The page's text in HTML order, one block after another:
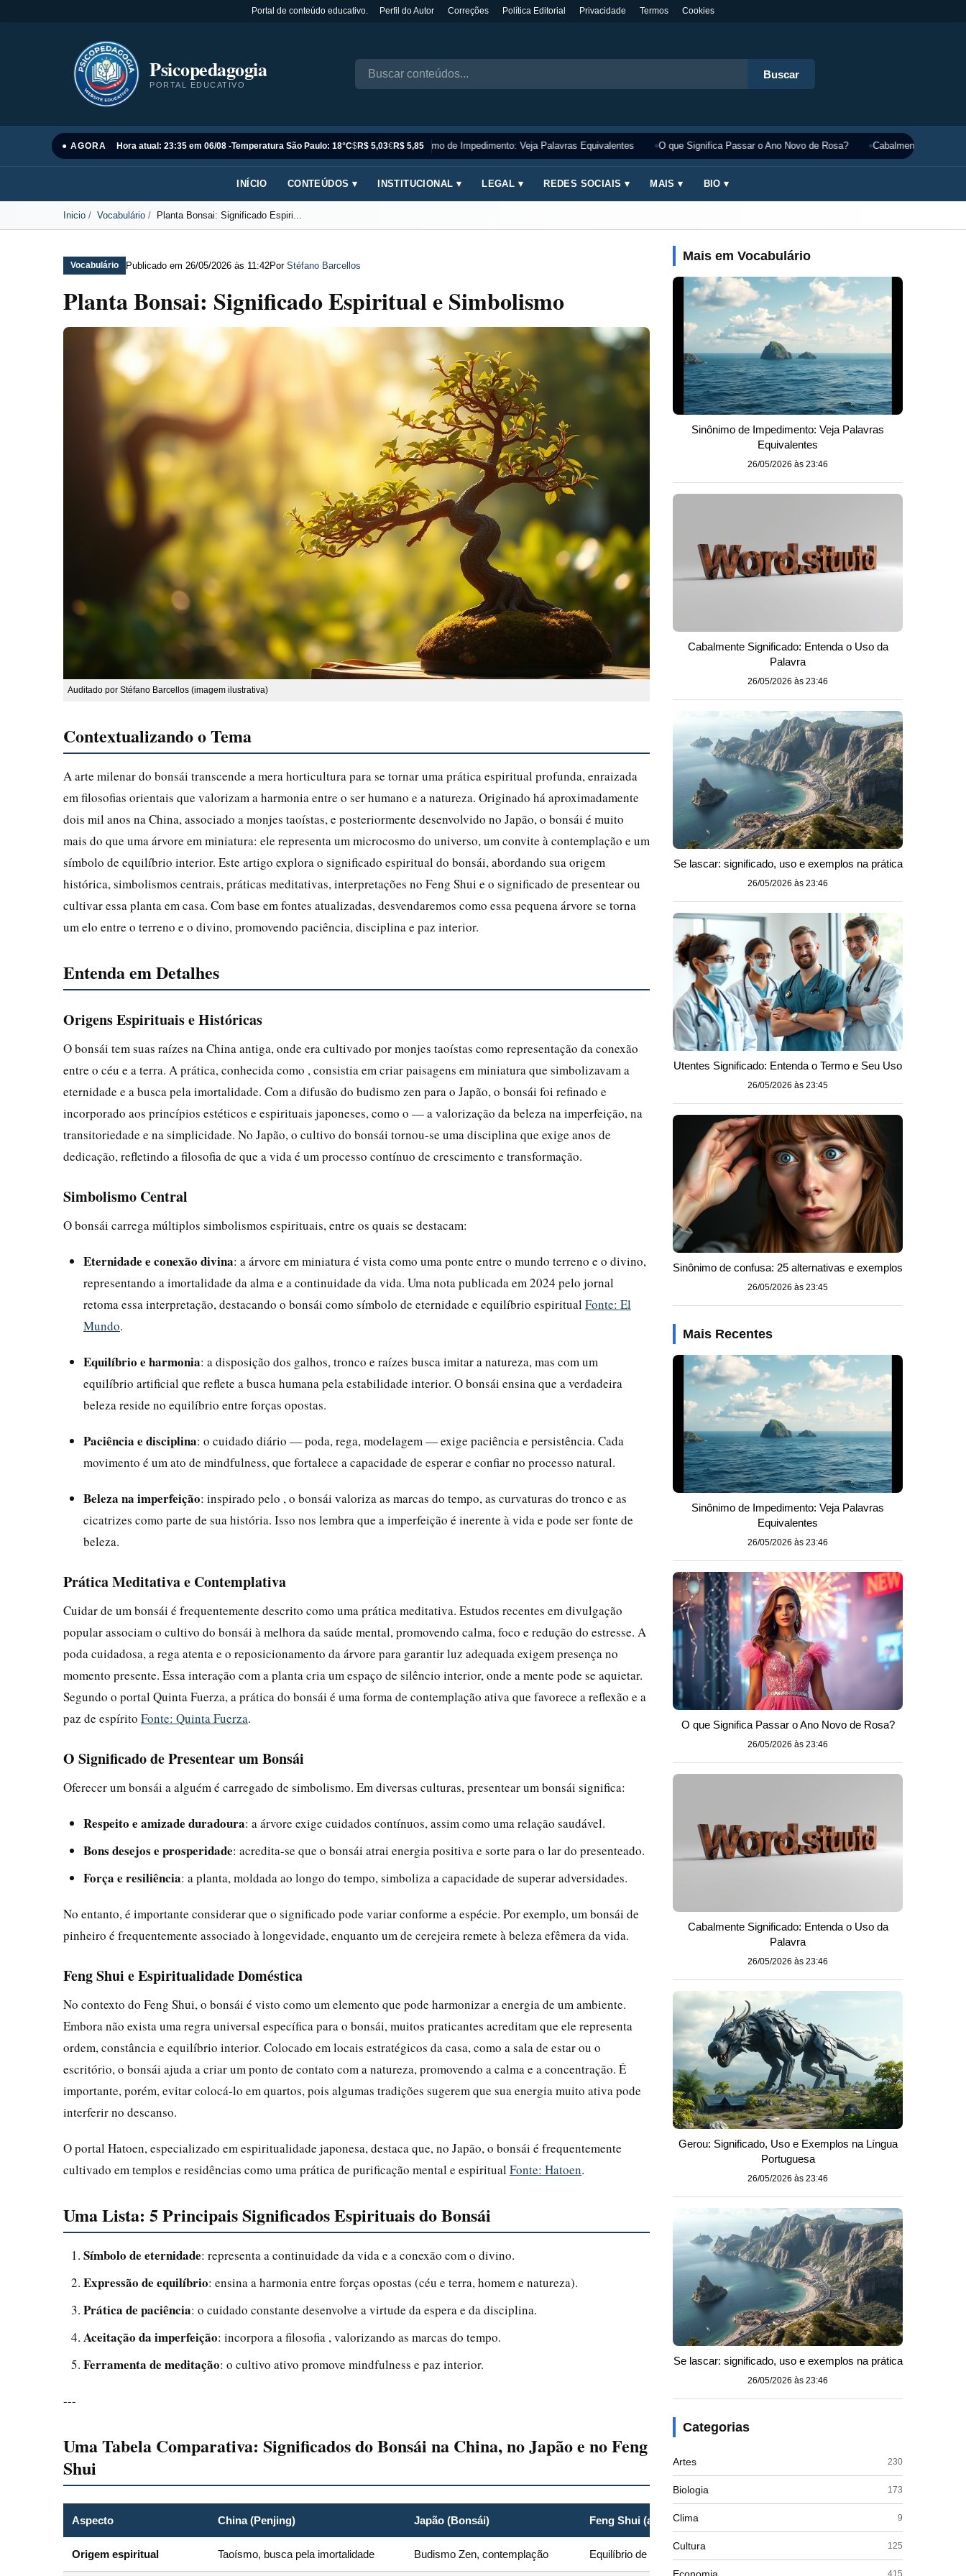
Portal de conteúdo educativo. Perfil do Autor Correções Política Editorial Privacidade Termos Cookies
Psicopedagogia
PORTAL EDUCATIVO
Buscar
● AGORA Hora atual: 23:35 em 06/08 -Temperatura São Paulo: 18°C$R$ 5,03€R$ 5,85
Sinônimo de Impedimento: Veja Palavras Equivalentes O que Significa Passar o Ano Novo de Rosa? Cabalmente
INÍCIO CONTEÚDOS ▾ INSTITUCIONAL ▾ LEGAL ▾ REDES SOCIAIS ▾ MAIS ▾ BIO ▾
Inicio Vocabulário Planta Bonsai: Significado Espiri...
Vocabulário Publicado em 26/05/2026 às 11:42Por Stéfano Barcellos
Planta Bonsai: Significado Espiritual e Simbolismo
Auditado por Stéfano Barcellos (imagem ilustrativa)
Contextualizando o Tema
A arte milenar do bonsái transcende a mera horticultura para se tornar uma prática espiritual profunda, enraizada
em filosofias orientais que valorizam a harmonia entre o ser humano e a natureza. Originado há aproximadamente
dois mil anos na China, associado a monjes taoístas, e posteriormente desenvolvido no Japão, o bonsái é muito
mais do que uma árvore em miniatura: ele representa um microcosmo do universo, um convite à contemplação e um
símbolo de equilíbrio interior. Este artigo explora o significado espiritual do bonsái, abordando sua origem
histórica, simbolismos centrais, práticas meditativas, interpretações no Feng Shui e o significado de presentear ou
cultivar essa planta em casa. Com base em fontes atualizadas, desvendaremos como essa pequena árvore se torna
um elo entre o terreno e o divino, promovendo paciência, disciplina e paz interior.
Entenda em Detalhes
Origens Espirituais e Históricas
O bonsái tem suas raízes na China antiga, onde era cultivado por monjes taoístas como representação da conexão
entre o céu e a terra. A prática, conhecida como , consistia em criar paisagens em miniatura que simbolizavam a
eternidade e a busca pela imortalidade. Com a difusão do budismo zen para o Japão, o bonsái foi refinado e
incorporado aos princípios estéticos e espirituais japoneses, como o — a valorização da beleza na imperfeição, na
transitoriedade e na simplicidade. No Japão, o cultivo do bonsái tornou-se uma disciplina que exige anos de
dedicação, refletindo a filosofia de que a vida é um processo contínuo de crescimento e transformação.
Simbolismo Central
O bonsái carrega múltiplos simbolismos espirituais, entre os quais se destacam:
Eternidade e conexão divina: a árvore em miniatura é vista como uma ponte entre o mundo terreno e o divino,
representando a imortalidade da alma e a continuidade da vida. Uma nota publicada em 2024 pelo jornal
retoma essa interpretação, destacando o bonsái como símbolo de eternidade e equilíbrio espiritual Fonte: El
Mundo.
Equilíbrio e harmonia: a disposição dos galhos, tronco e raízes busca imitar a natureza, mas com um
equilíbrio artificial que reflete a busca humana pela estabilidade interior. O bonsái ensina que a verdadeira
beleza reside no equilíbrio entre forças opostas.
Paciência e disciplina: o cuidado diário — poda, rega, modelagem — exige paciência e persistência. Cada
movimento é um ato de mindfulness, que fortalece a capacidade de esperar e confiar no processo natural.
Beleza na imperfeição: inspirado pelo , o bonsái valoriza as marcas do tempo, as curvaturas do tronco e as
cicatrizes como parte de sua história. Isso nos lembra que a imperfeição é inerente à vida e pode ser fonte de
beleza.
Prática Meditativa e Contemplativa
Cuidar de um bonsái é frequentemente descrito como uma prática meditativa. Estudos recentes em divulgação
popular associam o cultivo do bonsái à melhora da saúde mental, promovendo calma, foco e redução do estresse. A
poda cuidadosa, a rega atenta e o reposicionamento da árvore para garantir luz adequada exigem presença no
momento presente. Essa interação com a planta cria um espaço de silêncio interior, onde a mente pode se aquietar.
Segundo o portal Quinta Fuerza, a prática do bonsái é uma forma de contemplação ativa que favorece a reflexão e a
paz de espírito Fonte: Quinta Fuerza.
O Significado de Presentear um Bonsái
Oferecer um bonsái a alguém é carregado de simbolismo. Em diversas culturas, presentear um bonsái significa:
Respeito e amizade duradoura: a árvore exige cuidados contínuos, assim como uma relação saudável.
Bons desejos e prosperidade: acredita-se que o bonsái atrai energia positiva e sorte para o lar do presenteado.
Força e resiliência: a planta, moldada ao longo do tempo, simboliza a capacidade de superar adversidades.
No entanto, é importante considerar que o significado pode variar conforme a espécie. Por exemplo, um bonsái de
pinheiro é frequentemente associado à longevidade, enquanto um de cerejeira remete à beleza efêmera da vida.
Feng Shui e Espiritualidade Doméstica
No contexto do Feng Shui, o bonsái é visto como um elemento que pode harmonizar a energia de um ambiente.
Embora não exista uma regra universal específica para o bonsái, muitos praticantes acreditam que ele representa
ordem, constância e equilíbrio interior. Colocado em locais estratégicos da casa, como a sala de estar ou o
escritório, o bonsái ajuda a criar um ponto de contato com a natureza, promovendo a calma e a concentração. É
importante, porém, evitar colocá-lo em quartos, pois algumas tradições sugerem que sua energia muito ativa pode
interferir no descanso.
O portal Hatoen, especializado em espiritualidade japonesa, destaca que, no Japão, o bonsái é frequentemente
cultivado em templos e residências como uma prática de purificação mental e espiritual Fonte: Hatoen.
Uma Lista: 5 Principais Significados Espirituais do Bonsái
Símbolo de eternidade: representa a continuidade da vida e a conexão com o divino.
Expressão de equilíbrio: ensina a harmonia entre forças opostas (céu e terra, homem e natureza).
Prática de paciência: o cuidado constante desenvolve a virtude da espera e da disciplina.
Aceitação da imperfeição: incorpora a filosofia , valorizando as marcas do tempo.
Ferramenta de meditação: o cultivo ativo promove mindfulness e paz interior.
---
Uma Tabela Comparativa: Significados do Bonsái na China, no Japão e no Feng
Shui
Aspecto China (Penjing) Japão (Bonsái) Feng Shui (aplicação doméstica)
Origem espiritual Taoísmo, busca pela imortalidade Budismo Zen, contemplação Equilíbrio de energias (Chi)
Mais em Vocabulário
Sinônimo de Impedimento: Veja Palavras
Equivalentes
26/05/2026 às 23:46
Cabalmente Significado: Entenda o Uso da
Palavra
26/05/2026 às 23:46
Se lascar: significado, uso e exemplos na prática
26/05/2026 às 23:46
Utentes Significado: Entenda o Termo e Seu Uso
26/05/2026 às 23:45
Sinônimo de confusa: 25 alternativas e exemplos
26/05/2026 às 23:45
Mais Recentes
Sinônimo de Impedimento: Veja Palavras
Equivalentes
26/05/2026 às 23:46
O que Significa Passar o Ano Novo de Rosa?
26/05/2026 às 23:46
Cabalmente Significado: Entenda o Uso da
Palavra
26/05/2026 às 23:46
Gerou: Significado, Uso e Exemplos na Língua
Portuguesa
26/05/2026 às 23:46
Se lascar: significado, uso e exemplos na prática
26/05/2026 às 23:46
Categorias
Artes 230
Biologia 173
Clima 9
Cultura 125
415